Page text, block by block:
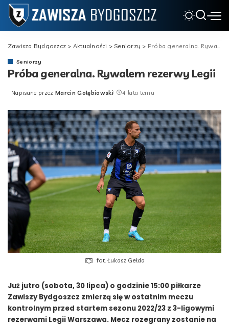
Zawisza Bydgoszcz > Aktualności >Seniorzy > Próba generalna. Rywalem rezerwy Legii
Seniorzy
Próba generalna. Rywalem rezerwy Legii
Posted
Napisane przez Marcin Gołębiowski 4 lata temu
fot. Łukasz Gełda
Już jutro (sobota, 30 lipca) o godzinie 15:00 piłkarze
Zawiszy Bydgoszcz zmierzą się w ostatnim meczu
kontrolnym przed startem sezonu 2022/23 z 3-ligowymi
rezerwami Legii Warszawa. Mecz rozegrany zostanie na